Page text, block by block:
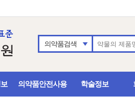
의약품검색
의약품안전사용 학술정보